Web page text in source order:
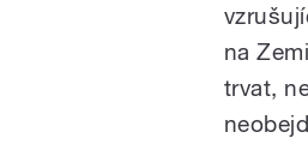
na
trvat,